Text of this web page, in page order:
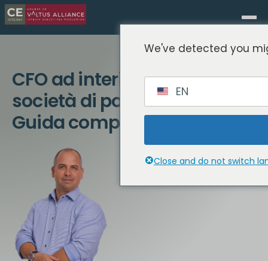
CFO ad interim per le
società di portafoglio PE:
Guida completa
We've detected you
EN
Close and do not switch